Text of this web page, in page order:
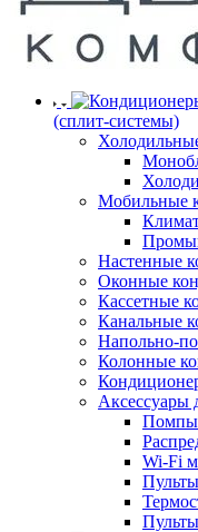
(сплит-системы)
Мобильные
Настенные
Оконные
Кассетные
Канальные
Напольно-
Колонные
Аксессуары
Помпы
Wi-Fi